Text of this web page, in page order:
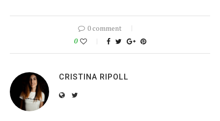
0 comment
0
CRISTINA RIPOLL